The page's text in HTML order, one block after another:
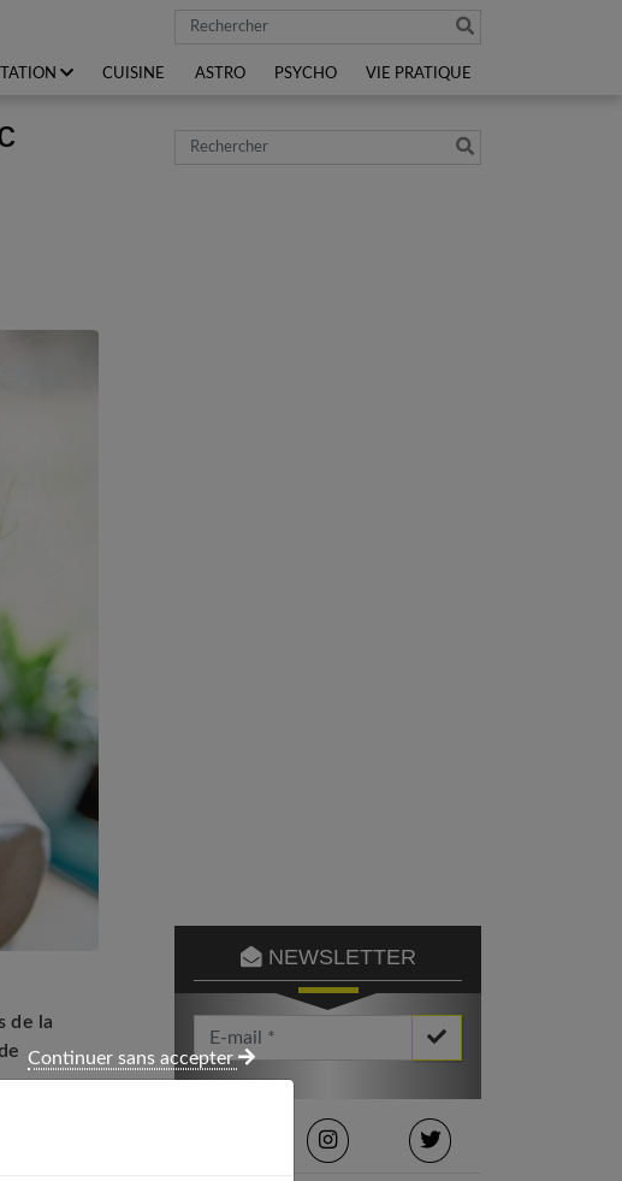
Rechercher
CUISINE ASTRO PSYCHO VIE PRATIQUE
de la
Rechercher
NEWSLETTER
Votre Email *
Continuer sans accepter